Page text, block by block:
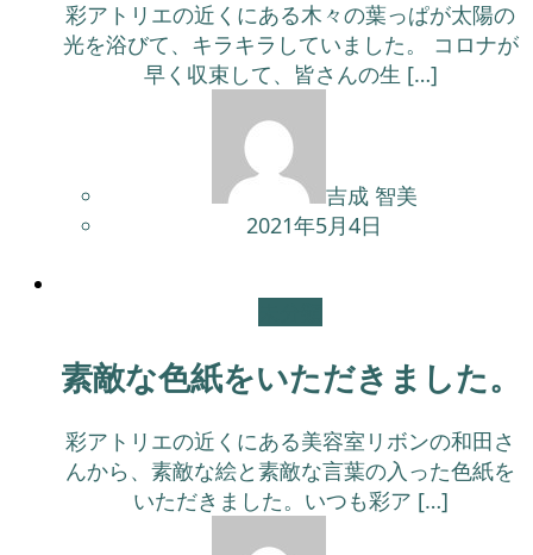
彩アトリエの近くにある木々の葉っぱが太陽の
光を浴びて、キラキラしていました。 コロナが
早く収束して、皆さんの生 […]
吉成 智美
2021年5月4日
素敵な色紙をいただきました。
彩アトリエの近くにある美容室リボンの和田さ
んから、素敵な絵と素敵な言葉の入った色紙を
いただきました。いつも彩ア […]